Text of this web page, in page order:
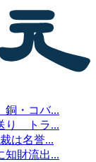
・コバ...
り トラ...
は名誉...
財流出...